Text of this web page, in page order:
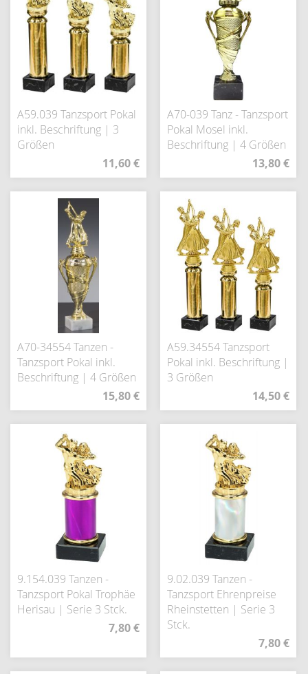
A59.039 Tanzsport Pokal
inkl. Beschriftung | 3
Größen
11,60 €
A70-039 Tanz - Tanzsport
Pokal Mosel inkl.
Beschriftung | 4 Größen
13,80 €
A70-34554 Tanzen -
Tanzsport Pokal inkl.
Beschriftung | 4 Größen
15,80 €
A59.34554 Tanzsport
Pokal inkl. Beschriftung |
3 Größen
14,50 €
9.154.039 Tanzen -
Tanzsport Pokal Trophäe
Herisau | Serie 3 Stck.
7,80 €
9.02.039 Tanzen -
Tanzsport Ehrenpreise
Rheinstetten | Serie 3
Stck.
7,80 €